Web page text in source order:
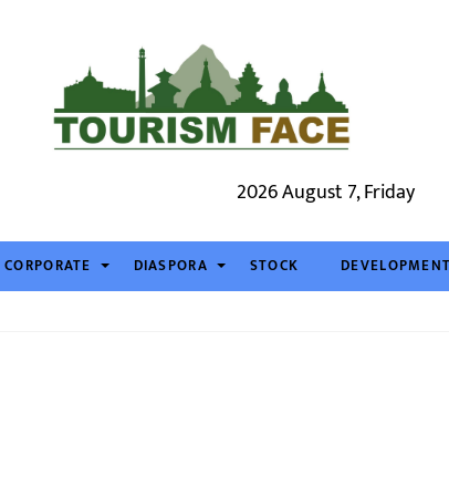
2026 August 7, Friday
CORPORATE DIASPORA STOCK DEVELOPMENT